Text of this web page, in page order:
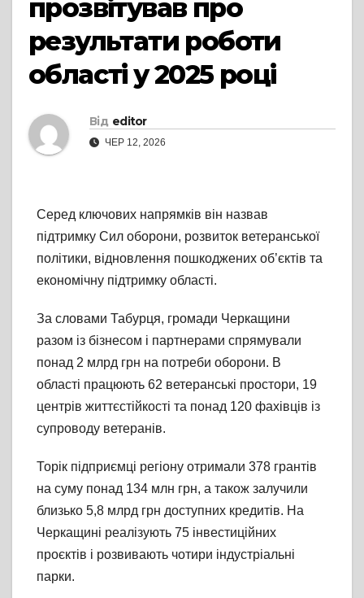
прозвітував про
результати роботи
області у 2025 році
Від editor
ЧЕР 12, 2026
Серед ключових напрямків він назвав
підтримку Сил оборони, розвиток ветеранської
політики, відновлення пошкоджених об’єктів та
економічну підтримку області.
За словами Табурця, громади Черкащини
разом із бізнесом і партнерами спрямували
понад 2 млрд грн на потреби оборони. В
області працюють 62 ветеранські простори, 19
центрів життєстійкості та понад 120 фахівців із
супроводу ветеранів.
Торік підприємці регіону отримали 378 грантів
на суму понад 134 млн грн, а також залучили
близько 5,8 млрд грн доступних кредитів. На
Черкащині реалізують 75 інвестиційних
проєктів і розвивають чотири індустріальні
парки.